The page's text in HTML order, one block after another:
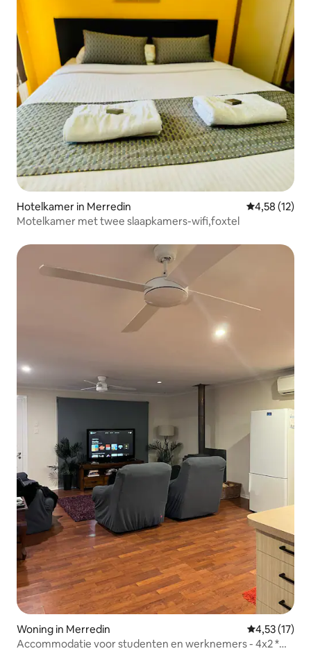
Hotelkamer in Merredin Gemiddelde
4,58 (12)
Motelkamer met twee slaapkamers-wifi,foxtel
Woning in Merredin Gemiddelde
4,53 (17)
Accommodatie voor studenten en werknemers - 4x2 *